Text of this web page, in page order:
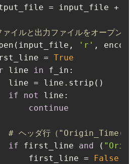
= input_file +
イルと出力ファイルをオープン
'r' ,
= True
line in f_in:
line = line.strip()
if
not
line:
continue
# ヘッダ行（
if first_line and (
first_line = False